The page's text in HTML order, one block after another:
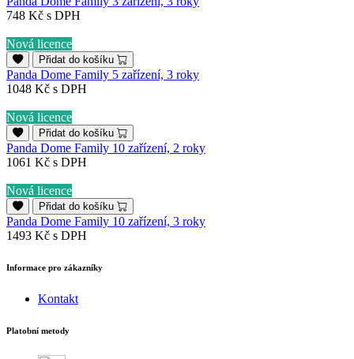
748 Kč s DPH
Nová licence
Přidat do košíku
Panda Dome Family 5 zařízení, 3 roky
1048 Kč s DPH
Nová licence
Přidat do košíku
Panda Dome Family 10 zařízení, 2 roky
1061 Kč s DPH
Nová licence
Přidat do košíku
Panda Dome Family 10 zařízení, 3 roky
1493 Kč s DPH
Informace pro zákazníky
Kontakt
Platobní metody